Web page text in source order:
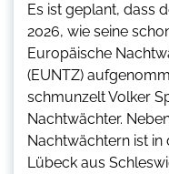
Es ist geplant, dass
2026, wie seine
Europäische
(EUNTZ)
schmunzelt Volker
Nachtwächter.
Nachtwächtern ist in
Lübeck aus